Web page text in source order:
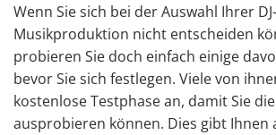
Wenn Sie sich bei der Auswahl Ihrer
Musikproduktion nicht entscheiden
probieren Sie doch einfach einige
bevor Sie sich festlegen. Viele von
kostenlose Testphase an, damit Sie
ausprobieren können. Dies gibt Ihnen